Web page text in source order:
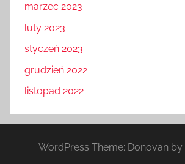
marzec 2023
luty 2023
styczeń 2023
grudzień 2022
listopad 2022
WordPress Theme: Donovan by